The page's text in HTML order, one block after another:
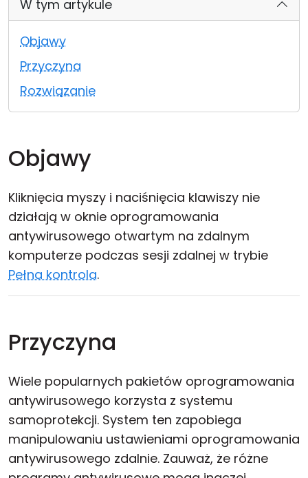
W tym artykule
Objawy
Przyczyna
Rozwiązanie
Objawy
Kliknięcia myszy i naciśnięcia klawiszy nie
działają w oknie oprogramowania
antywirusowego otwartym na zdalnym
komputerze podczas sesji zdalnej w trybie
Pełna kontrola.
Przyczyna
Wiele popularnych pakietów oprogramowania
antywirusowego korzysta z systemu
samoprotekcji. System ten zapobiega
manipulowaniu ustawieniami oprogramowania
antywirusowego zdalnie. Zauważ, że różne
Chmura i lokalnie